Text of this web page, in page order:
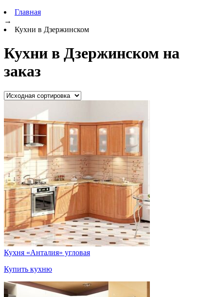
Главная
→
Кухни в Дзержинском
Кухни в Дзержинском на
заказ
Кухня «Анталия» угловая
Купить кухню